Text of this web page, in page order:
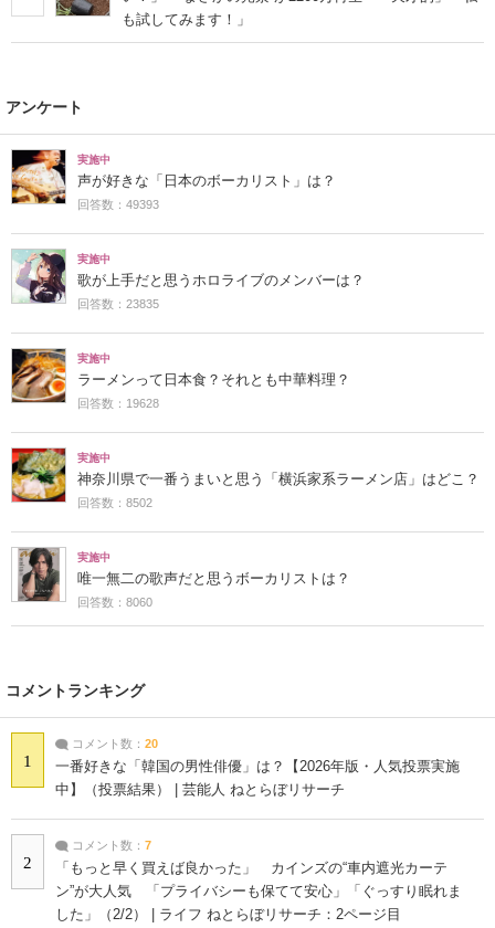
も試してみます！」
アンケート
実施中
声が好きな「日本のボーカリスト」は？
回答数：49393
実施中
歌が上手だと思うホロライブのメンバーは？
回答数：23835
実施中
ラーメンって日本食？それとも中華料理？
回答数：19628
実施中
神奈川県で一番うまいと思う「横浜家系ラーメン店」はどこ？
回答数：8502
実施中
唯一無二の歌声だと思うボーカリストは？
回答数：8060
コメントランキング
1
コメント数： 20
一番好きな「韓国の男性俳優」は？【2026年版・人気投票実施
中】（投票結果） | 芸能人 ねとらぼリサーチ
2
コメント数： 7
「もっと早く買えば良かった」 カインズの“車内遮光カーテ
ン”が大人気 「プライバシーも保てて安心」「ぐっすり眠れま
した」（2/2） | ライフ ねとらぼリサーチ：2ページ目